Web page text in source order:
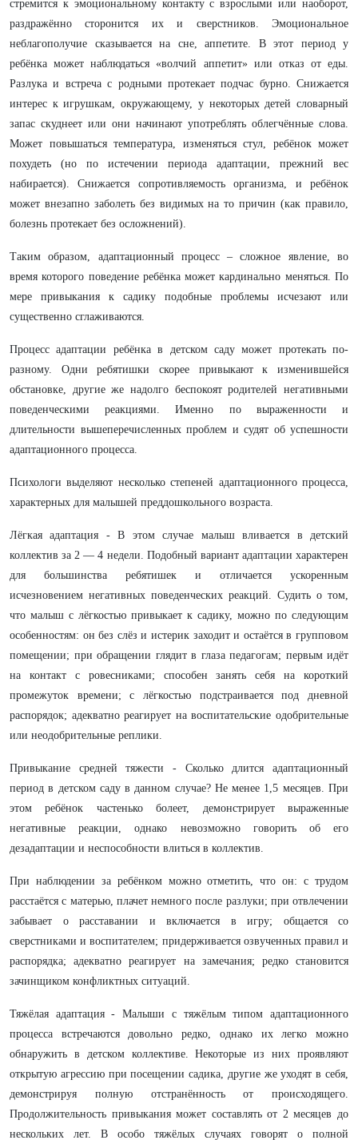
стремится к эмоциональному контакту с взрослыми или наоборот,
раздражённо сторонится их и сверстников. Эмоциональное
неблагополучие сказывается на сне, аппетите. В этот период у
ребёнка может наблюдаться «волчий аппетит» или отказ от еды.
Разлука и встреча с родными протекает подчас бурно. Снижается
интерес к игрушкам, окружающему, у некоторых детей словарный
запас скуднеет или они начинают употреблять облегчённые слова.
Может повышаться температура, изменяться стул, ребёнок может
похудеть (но по истечении периода адаптации, прежний вес
набирается). Снижается сопротивляемость организма, и ребёнок
может внезапно заболеть без видимых на то причин (как правило,
болезнь протекает без осложнений).
Таким образом, адаптационный процесс – сложное явление, во
время которого поведение ребёнка может кардинально меняться. По
мере привыкания к садику подобные проблемы исчезают или
существенно сглаживаются.
Процесс адаптации ребёнка в детском саду может протекать по-
разному. Одни ребятишки скорее привыкают к изменившейся
обстановке, другие же надолго беспокоят родителей негативными
поведенческими реакциями. Именно по выраженности и
длительности вышеперечисленных проблем и судят об успешности
адаптационного процесса.
Психологи выделяют несколько степеней адаптационного процесса,
характерных для малышей преддошкольного возраста.
Лёгкая адаптация - В этом случае малыш вливается в детский
коллектив за 2 — 4 недели. Подобный вариант адаптации характерен
для большинства ребятишек и отличается ускоренным
исчезновением негативных поведенческих реакций. Судить о том,
что малыш с лёгкостью привыкает к садику, можно по следующим
особенностям: он без слёз и истерик заходит и остаётся в групповом
помещении; при обращении глядит в глаза педагогам; первым идёт
на контакт с ровесниками; способен занять себя на короткий
промежуток времени; с лёгкостью подстраивается под дневной
распорядок; адекватно реагирует на воспитательские одобрительные
или неодобрительные реплики.
Привыкание средней тяжести - Сколько длится адаптационный
период в детском саду в данном случае? Не менее 1,5 месяцев. При
этом ребёнок частенько болеет, демонстрирует выраженные
негативные реакции, однако невозможно говорить об его
дезадаптации и неспособности влиться в коллектив.
При наблюдении за ребёнком можно отметить, что он: с трудом
расстаётся с матерью, плачет немного после разлуки; при отвлечении
забывает о расставании и включается в игру; общается со
сверстниками и воспитателем; придерживается озвученных правил и
распорядка; адекватно реагирует на замечания; редко становится
зачинщиком конфликтных ситуаций.
Тяжёлая адаптация - Малыши с тяжёлым типом адаптационного
процесса встречаются довольно редко, однако их легко можно
обнаружить в детском коллективе. Некоторые из них проявляют
открытую агрессию при посещении садика, другие же уходят в себя,
демонстрируя полную отстранённость от происходящего.
Продолжительность привыкания может составлять от 2 месяцев до
нескольких лет. В особо тяжёлых случаях говорят о полной